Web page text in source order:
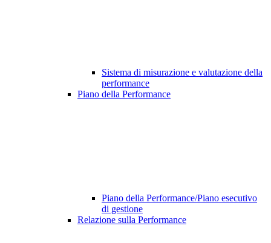
Sistema di misurazione e valutazione della
performance
Piano della Performance
Piano della Performance/Piano esecutivo
di gestione
Relazione sulla Performance